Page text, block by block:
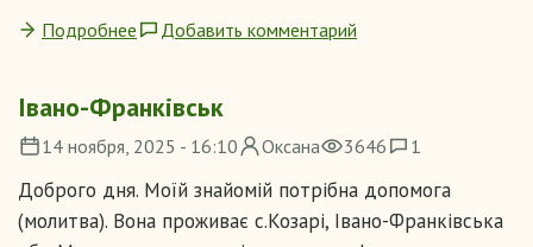
Подробнее Добавить комментарий
Івано-Франківськ
14 ноября, 2025 - 16:10 Оксана 3646 1
Доброго дня. Моїй знайомій потрібна допомога
(молитва). Вона проживає с.Козарі, Івано-Франківська